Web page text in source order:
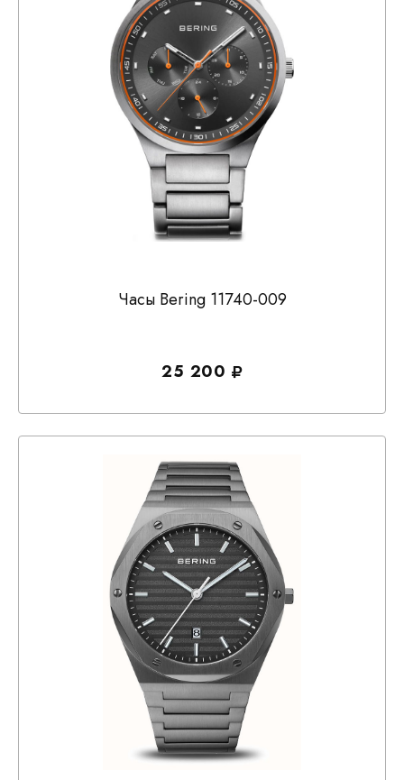
Часы Bering 11740-009
25 200